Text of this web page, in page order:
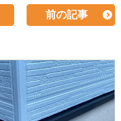
前の記事